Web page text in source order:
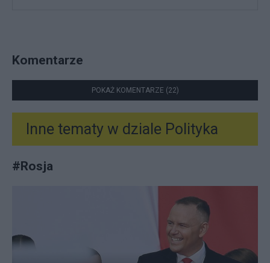
Komentarze
POKAŻ KOMENTARZE (22)
Inne tematy w dziale Polityka
#Rosja